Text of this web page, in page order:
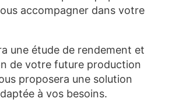
accompagner dans votre
une étude de rendement et
de votre future production
proposera une solution
à vos besoins.